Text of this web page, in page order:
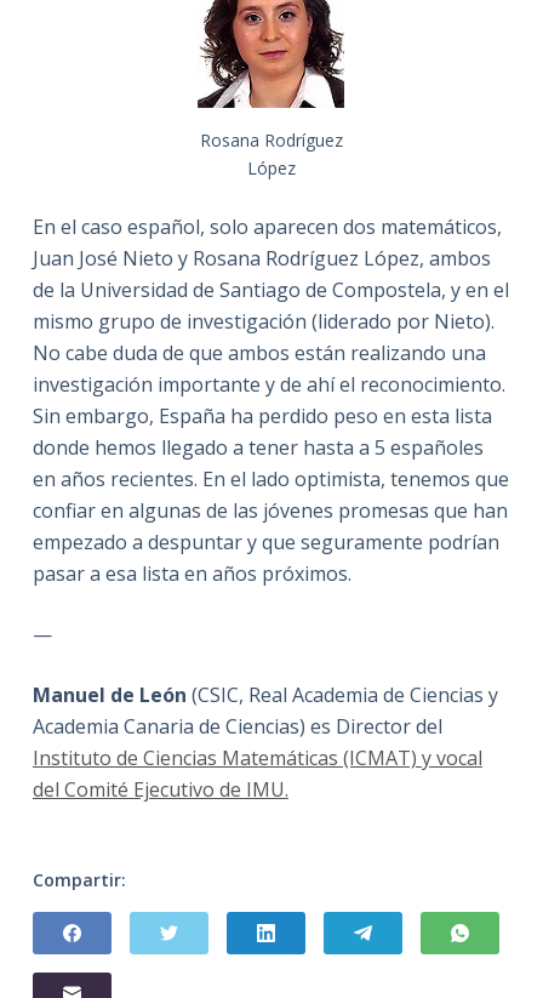
Rosana Rodríguez
López
En el caso español, solo aparecen dos matemáticos,
Juan José Nieto y Rosana Rodríguez López, ambos
de la Universidad de Santiago de Compostela, y en el
mismo grupo de investigación (liderado por Nieto).
No cabe duda de que ambos están realizando una
investigación importante y de ahí el reconocimiento.
Sin embargo, España ha perdido peso en esta lista
donde hemos llegado a tener hasta a 5 españoles
en años recientes. En el lado optimista, tenemos que
confiar en algunas de las jóvenes promesas que han
empezado a despuntar y que seguramente podrían
pasar a esa lista en años próximos.
—
Manuel de León (CSIC, Real Academia de Ciencias y
Academia Canaria de Ciencias) es Director del
Instituto de Ciencias Matemáticas (ICMAT) y vocal
del Comité Ejecutivo de IMU.
Compartir: